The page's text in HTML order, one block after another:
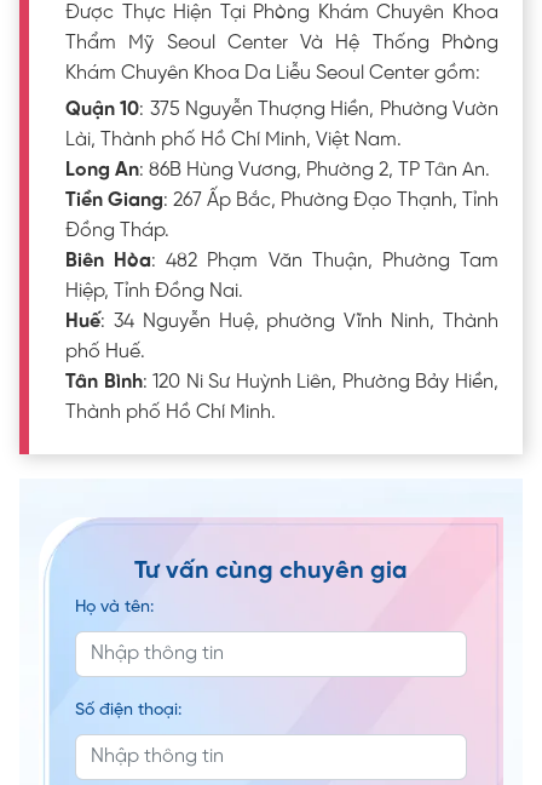
Được Thực Hiện Tại Phòng Khám Chuyên Khoa
Thẩm Mỹ Seoul Center Và Hệ Thống Phòng
Khám Chuyên Khoa Da Liễu Seoul Center gồm:
Quận 10: 375 Nguyễn Thượng Hiền, Phường Vườn
Lài, Thành phố Hồ Chí Minh, Việt Nam.
Long An: 86B Hùng Vương, Phường 2, TP Tân An.
Tiền Giang: 267 Ấp Bắc, Phường Đạo Thạnh, Tỉnh
Đồng Tháp.
Biên Hòa: 482 Phạm Văn Thuận, Phường Tam
Hiệp, Tỉnh Đồng Nai.
Huế: 34 Nguyễn Huệ, phường Vĩnh Ninh, Thành
phố Huế.
Tân Bình: 120 Ni Sư Huỳnh Liên, Phường Bảy Hiền,
Thành phố Hồ Chí Minh.
Tư vấn cùng chuyên gia
Họ và tên:
Số điện thoại: